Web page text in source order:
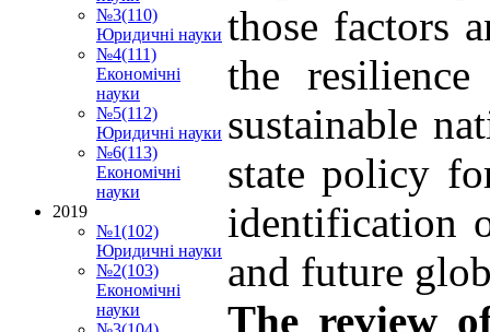
those factors
the
sustainable
state policy
identification
and future
The review
№3(110)
Юридичні науки
№4(111)
Економічні
науки
№5(112)
Юридичні науки
№6(113)
Економічні
науки
2019
№1(102)
Юридичні науки
№2(103)
Економічні
науки